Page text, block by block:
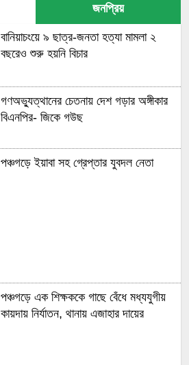
জনপ্রিয়
বানিয়াচংয়ে ৯ ছাত্র-জনতা হত্যা মামলা ২
বছরেও শুরু হয়নি বিচার
গণঅভ্যুত্থানের চেতনায় দেশ গড়ার অঙ্গীকার
বিএনপির- জিকে গউছ
পঞ্চগড়ে ইয়াবা সহ গ্রেপ্তার যুবদল নেতা
পঞ্চগড়ে এক শিক্ষককে গাছে বেঁধে মধ্যযুগীয়
কায়দায় নির্যাতন, থানায় এজাহার দায়ের